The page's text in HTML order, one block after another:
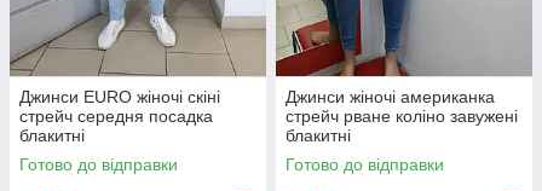
Джинси EURO жіночі скіні
стрейч середня посадка
блакитні
Готово до відправки
Джинси жіночі американка
стрейч рване коліно завужені
блакитні
Готово до відправки